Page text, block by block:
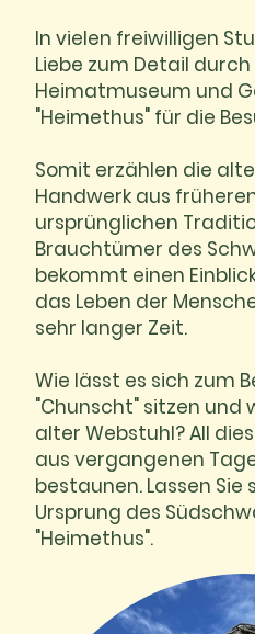
In vielen freiwilligen
Liebe zum Detail
Heimatmuseum und
"Heimethus" für die
Somit erzählen die
Handwerk aus
ursprünglichen
Brauchtümer des
bekommt einen
das Leben der
sehr langer Zeit.
Wie lässt es sich zum
"Chunscht" sitzen und
alter Webstuhl? All
aus vergangenen
bestaunen. Lassen
Ursprung des
"Heimethus".